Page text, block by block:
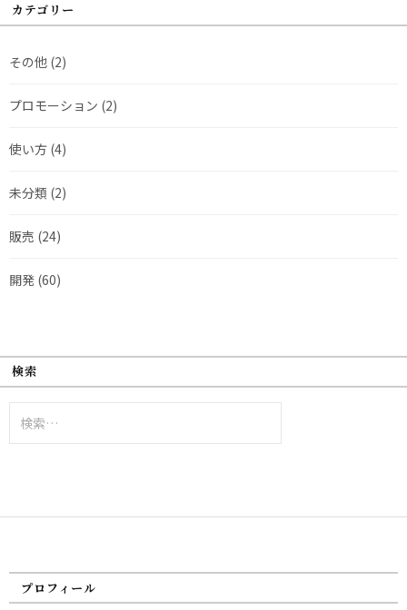
カテゴリー
その他 (2)
プロモーション (2)
使い方 (4)
未分類 (2)
販売 (24)
開発 (60)
検索
索:
プロフィール